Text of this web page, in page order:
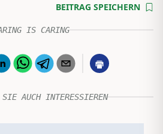
BEITRAG SPEICHERN
IS CARING
SIE AUCH INTERESSIEREN